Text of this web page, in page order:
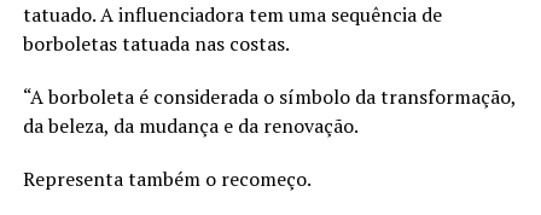
tatuado. A influenciadora tem uma sequência de
borboletas tatuada nas costas.
“A borboleta é considerada o símbolo da transformação,
da beleza, da mudança e da renovação.
Representa também o recomeço.